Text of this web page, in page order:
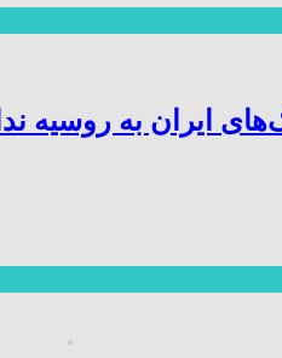
ایران به روسیه